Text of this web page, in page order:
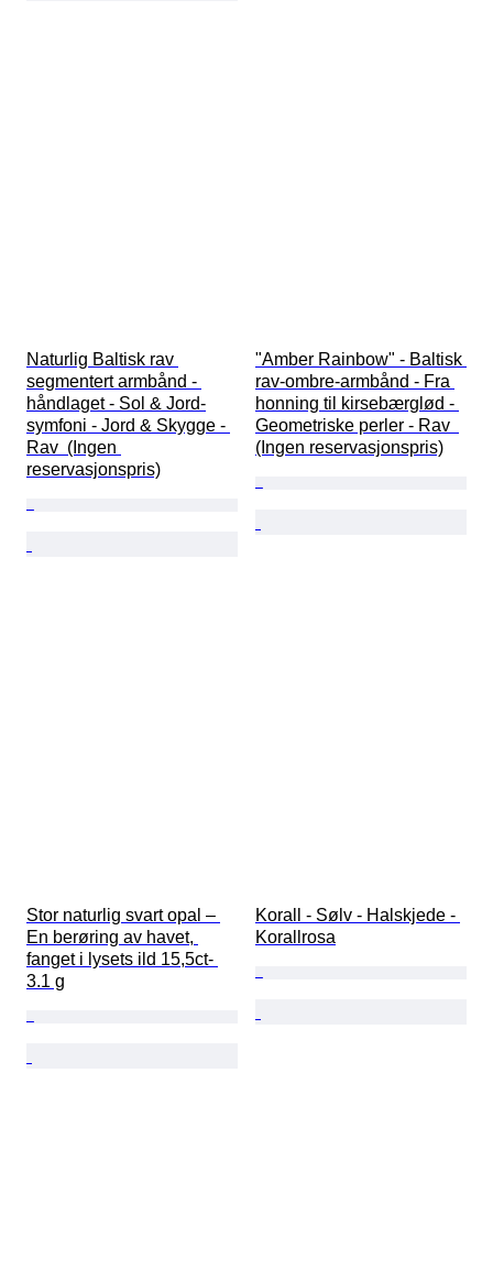
Naturlig Baltisk rav
segmentert armbånd -
håndlaget - Sol & Jord-
symfoni - Jord & Skygge -
Rav  (Ingen
reservasjonspris)
"Amber Rainbow" - Baltisk
rav-ombre-armbånd - Fra
honning til kirsebærglød -
Geometriske perler - Rav
(Ingen reservasjonspris)
Stor naturlig svart opal –
En berøring av havet,
fanget i lysets ild 15,5ct-
3.1 g
Korall - Sølv - Halskjede -
Korallrosa